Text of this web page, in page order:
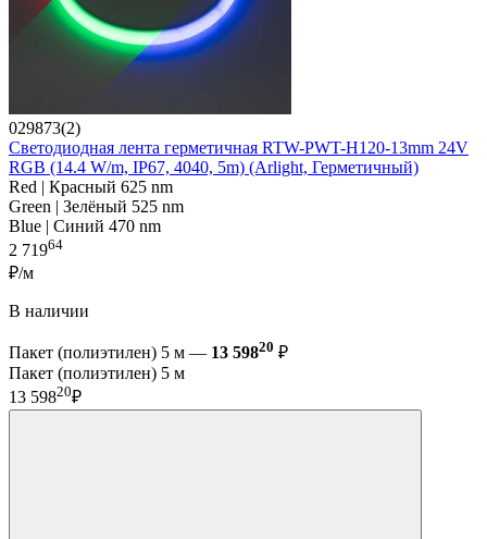
029873(2)
Светодиодная лента герметичная RTW-PWT-H120-13mm 24V
RGB (14.4 W/m, IP67, 4040, 5m) (Arlight, Герметичный)
Red | Красный 625 nm
Green | Зелёный 525 nm
Blue | Синий 470 nm
2 71964
₽/м
В наличии
Пакет (полиэтилен) 5 м — 13 59820 ₽
Пакет (полиэтилен) 5 м
13 59820₽